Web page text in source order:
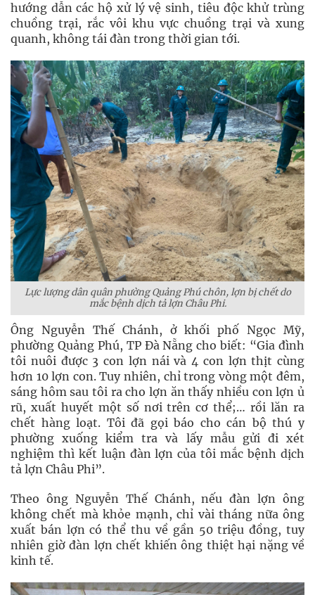
hướng dẫn các hộ xử lý vệ sinh, tiêu độc khử trùng
chuồng trại, rắc vôi khu vực chuồng trại và xung
quanh, không tái đàn trong thời gian tới.
Lực lượng dân quân phường Quảng Phú chôn, lợn bị chết do
mắc bệnh dịch tả lợn Châu Phi.
Ông Nguyễn Thế Chánh, ở khối phố Ngọc Mỹ,
phường Quảng Phú, TP Đà Nẵng cho biết: “Gia đình
tôi nuôi được 3 con lợn nái và 4 con lợn thịt cùng
hơn 10 lợn con. Tuy nhiên, chỉ trong vòng một đêm,
sáng hôm sau tôi ra cho lợn ăn thấy nhiều con lợn ủ
rũ, xuất huyết một số nơi trên cơ thể;… rồi lăn ra
chết hàng loạt. Tôi đã gọi báo cho cán bộ thú y
phường xuống kiểm tra và lấy mẫu gửi đi xét
nghiệm thì kết luận đàn lợn của tôi mắc bệnh dịch
tả lợn Châu Phi”.
Theo ông Nguyễn Thế Chánh, nếu đàn lợn ông
không chết mà khỏe mạnh, chỉ vài tháng nữa ông
xuất bán lợn có thể thu về gần 50 triệu đồng, tuy
nhiên giờ đàn lợn chết khiến ông thiệt hại nặng về
kinh tế.